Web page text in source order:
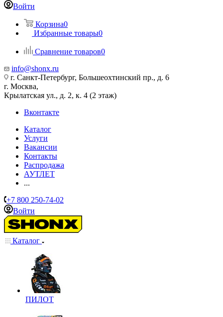
Войти
Корзина0
Избранные товары0
Сравнение товаров0
info@shonx.ru
г. Санкт-Петербург, Большеохтинский пр., д. 6
г. Москва,
Крылатская ул., д. 2, к. 4 (2 этаж)
Вконтакте
Каталог
Услуги
Вакансии
Контакты
Распродажа
АУТЛЕТ
...
+7 800 250-74-02
Войти
Каталог
ПИЛОТ